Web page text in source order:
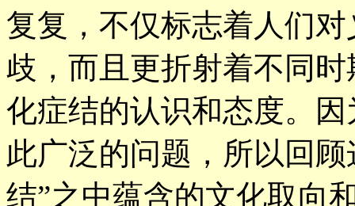
复复，不仅标志着人们
歧，而且更折射着不同
化症结的认识和态度。
此广泛的问题，所以回
结”之中蕴含的文化取向